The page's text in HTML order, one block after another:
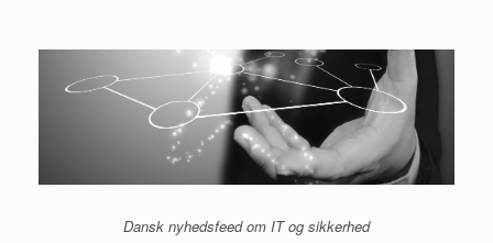
indhold
Dansk nyhedsfeed om IT og sikkerhed